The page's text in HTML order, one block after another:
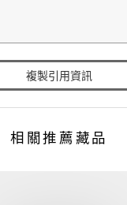
複製引用資訊
相關推薦藏品